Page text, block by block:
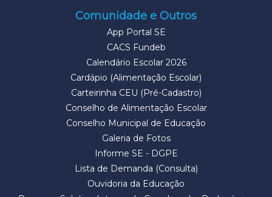
Comunidade e Outros
App Portal SE
CACS Fundeb
Calendário Escolar 2026
Cardápio (Alimentação Escolar)
Carteirinha CEU (Pré-Cadastro)
Conselho de Alimentação Escolar
Conselho Municipal de Educação
Galeria de Fotos
Informe SE - DGPE
Lista de Demanda (Consulta)
Ouvidoria da Educação